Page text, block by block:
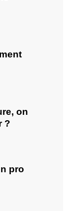
on
?
pro